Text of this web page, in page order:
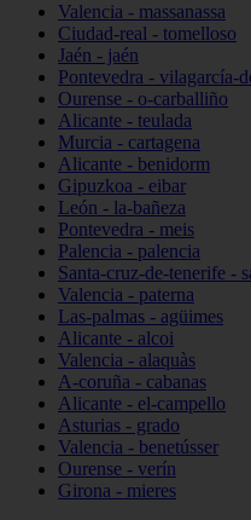
Valencia - massanassa
Ciudad-real - tomelloso
Jaén - jaén
Pontevedra - vilagarcía-
Ourense - o-carballiño
Alicante - teulada
Murcia - cartagena
Alicante - benidorm
Gipuzkoa - eibar
León - la-bañeza
Pontevedra - meis
Palencia - palencia
Santa-cruz-de-tenerife -
Valencia - paterna
Las-palmas - agüimes
Alicante - alcoi
Valencia - alaquàs
A-coruña - cabanas
Alicante - el-campello
Asturias - grado
Valencia - benetússer
Ourense - verín
Girona - mieres